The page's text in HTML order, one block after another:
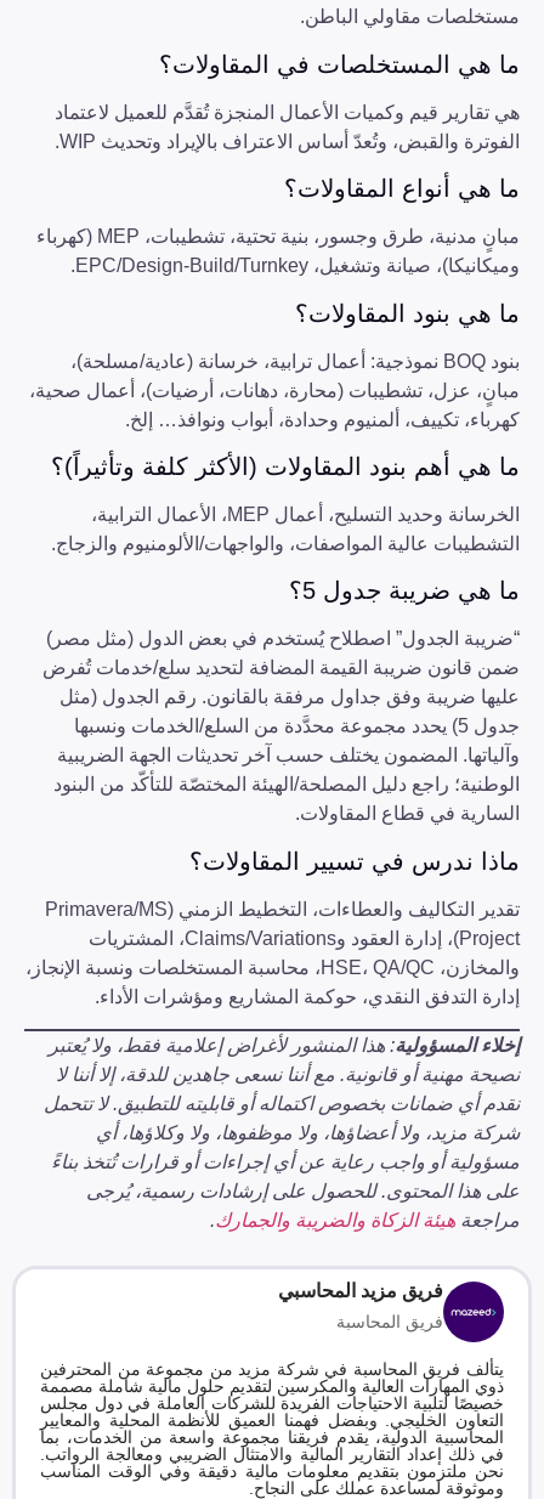
مستخلصات مقاولي الباطن.
ما هي المستخلصات في المقاولات؟
هي تقارير قيم وكميات الأعمال المنجزة تُقدَّم للعميل لاعتماد
الفوترة والقبض، وتُعدّ أساس الاعتراف بالإيراد وتحديث WIP.
ما هي أنواع المقاولات؟
مبانٍ مدنية، طرق وجسور، بنية تحتية، تشطيبات، MEP (كهرباء
وميكانيكا)، صيانة وتشغيل، EPC/Design-Build/Turnkey.
ما هي بنود المقاولات؟
بنود BOQ نموذجية: أعمال ترابية، خرسانة (عادية/مسلحة)،
مبانٍ، عزل، تشطيبات (محارة، دهانات، أرضيات)، أعمال صحية،
كهرباء، تكييف، ألمنيوم وحدادة، أبواب ونوافذ… إلخ.
ما هي أهم بنود المقاولات (الأكثر كلفة وتأثيراً)؟
الخرسانة وحديد التسليح، أعمال MEP، الأعمال الترابية،
التشطيبات عالية المواصفات، والواجهات/الألومنيوم والزجاج.
ما هي ضريبة جدول 5؟
“ضريبة الجدول” اصطلاح يُستخدم في بعض الدول (مثل مصر)
ضمن قانون ضريبة القيمة المضافة لتحديد سلع/خدمات تُفرض
عليها ضريبة وفق جداول مرفقة بالقانون. رقم الجدول (مثل
جدول 5) يحدد مجموعة محدَّدة من السلع/الخدمات ونسبها
وآلياتها. المضمون يختلف حسب آخر تحديثات الجهة الضريبية
الوطنية؛ راجع دليل المصلحة/الهيئة المختصّة للتأكّد من البنود
السارية في قطاع المقاولات.
ماذا ندرس في تسيير المقاولات؟
تقدير التكاليف والعطاءات، التخطيط الزمني (Primavera/MS
Project)، إدارة العقود وClaims/Variations، المشتريات
والمخازن، HSE، QA/QC، محاسبة المستخلصات ونسبة الإنجاز،
إدارة التدفق النقدي، حوكمة المشاريع ومؤشرات الأداء.
إخلاء المسؤولية: هذا المنشور لأغراض إعلامية فقط، ولا يُعتبر
نصيحة مهنية أو قانونية. مع أننا نسعى جاهدين للدقة، إلا أننا لا
نقدم أي ضمانات بخصوص اكتماله أو قابليته للتطبيق. لا تتحمل
شركة مزيد، ولا أعضاؤها، ولا موظفوها، ولا وكلاؤها، أي
مسؤولية أو واجب رعاية عن أي إجراءات أو قرارات تُتخذ بناءً
على هذا المحتوى. للحصول على إرشادات رسمية، يُرجى
مراجعة هيئة الزكاة والضريبة والجمارك.
فريق مزيد المحاسبي
فريق المحاسبة
يتألف فريق المحاسبة في شركة مزيد من مجموعة من المحترفين
ذوي المهارات العالية والمكرسين لتقديم حلول مالية شاملة مصممة
خصيصًا لتلبية الاحتياجات الفريدة للشركات العاملة في دول مجلس
التعاون الخليجي. وبفضل فهمنا العميق للأنظمة المحلية والمعايير
المحاسبية الدولية، يقدم فريقنا مجموعة واسعة من الخدمات، بما
في ذلك إعداد التقارير المالية والامتثال الضريبي ومعالجة الرواتب.
نحن ملتزمون بتقديم معلومات مالية دقيقة وفي الوقت المناسب
وموثوقة لمساعدة عملك على النجاح.